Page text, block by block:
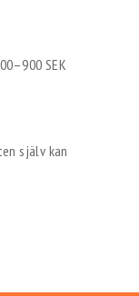
SEK
själv kan